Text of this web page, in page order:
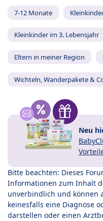
7-12 Monate
Kleinkinder im 3. Lebensjahr
Eltern in meiner Region
Wichteln, Wanderpakete &
Neu
Bitte beachten: Dieses
Informationen zum Inhalt
unverbindlich und können
keinesfalls eine Diagnose
darstellen oder einen